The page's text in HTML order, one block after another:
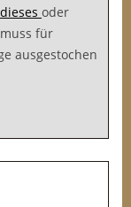
dieses oder
für
ausgestochen